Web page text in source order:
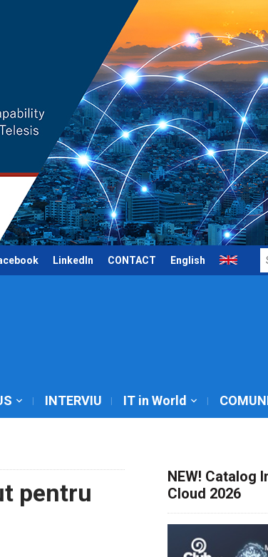
LinkedIn CONTACT English
INTERVIU IT in World
pentru
NEW! Catalog
Cloud 2026